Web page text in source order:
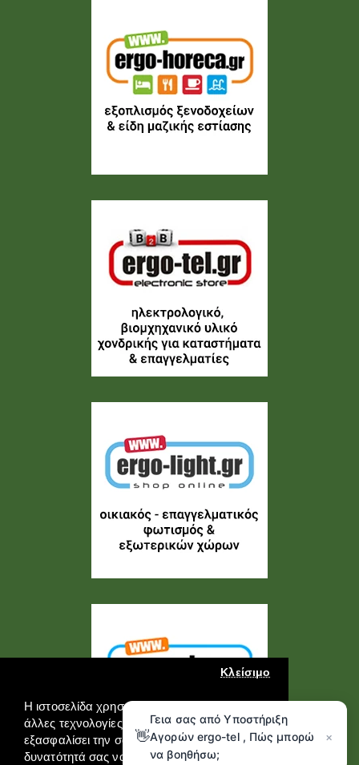
Η ιστοσελίδα χρησιμοποιεί cookies και
άλλες τεχνολογίες καταγραφής για να
εξασφαλίσει την σωστή λειτουργία της, την
δυνατότητά σας να επικοινωνήσετε μαζί
Κλείσιμο
👋
Γεια σας από Υποστήριξη
Αγορών ergo-tel , Πώς μπορώ
να βοηθήσω;
×